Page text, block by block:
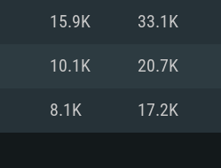
haut débit
15.9K 33.1K
10.1K 20.7K
8.1K 17.2K